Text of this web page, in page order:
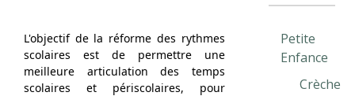
L'objectif de la réforme des rythmes
scolaires est de permettre une
meilleure articulation des temps
scolaires et périscolaires, pour
Petite
Enfance
Crèche